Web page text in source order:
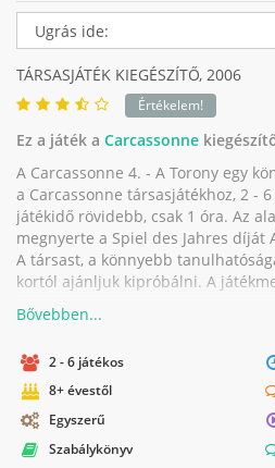
TÁRSASJÁTÉK KIEGÉSZÍTŐ, 2006
Értékelem!
Ez a játék a Carcassonne
A Carcassonne 4. - A Torony egy
a Carcassonne társasjátékhoz, 2 -
játékidő rövidebb, csak 1 óra. Az
megnyerte a Spiel des Jahres díját
A társast, a könnyebb
kortól ajánljuk kipróbálni. A
2 - 6 játékos
8+ évestől
Egyszerű
Szabálykönyv